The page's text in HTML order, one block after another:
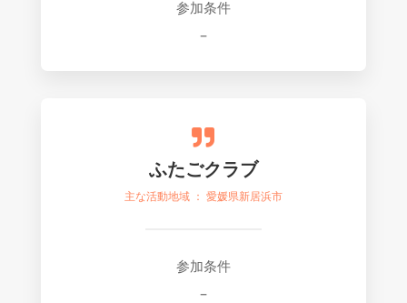
参加条件
–

ふたごクラブ
主な活動地域 ： 愛媛県新居浜市
参加条件
–